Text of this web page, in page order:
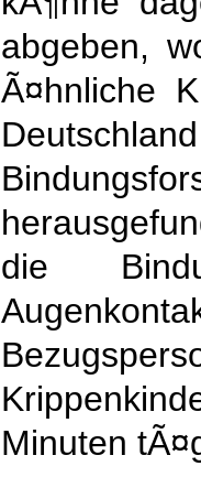
abgeben,
Ã¤hnliche
die
Minuten